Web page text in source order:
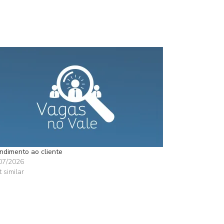
ao cliente
2026
similar